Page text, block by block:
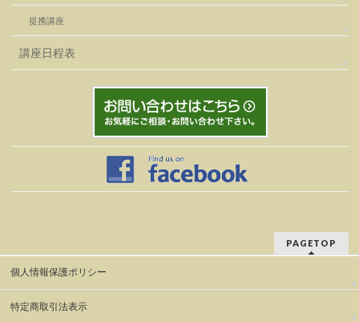
提携講座
講座日程表
PAGETOP
個人情報保護ポリシー
特定商取引法表示